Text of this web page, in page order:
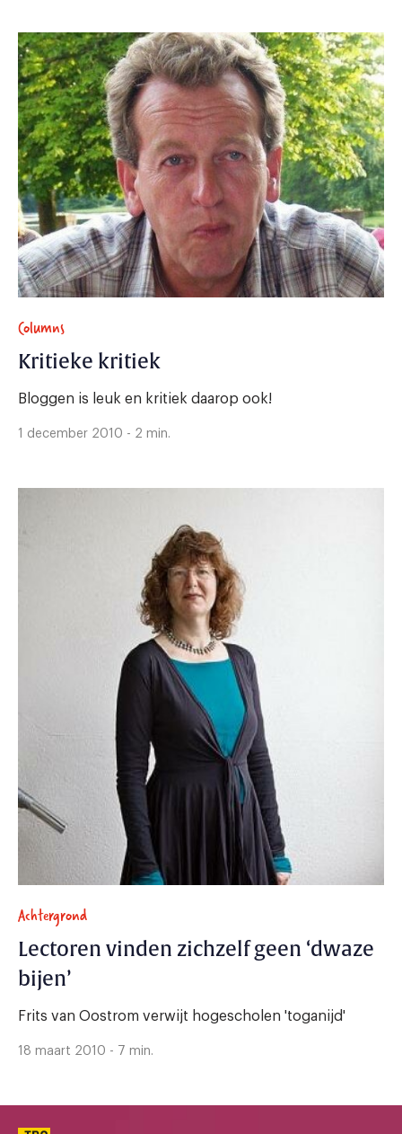
Columns
Kritieke kritiek
Bloggen is leuk en kritiek daarop ook!
1 december 2010 - 2 min.
Achtergrond
Lectoren vinden zichzelf geen ‘dwaze
bijen’
Frits van Oostrom verwijt hogescholen 'toganijd'
18 maart 2010 - 7 min.